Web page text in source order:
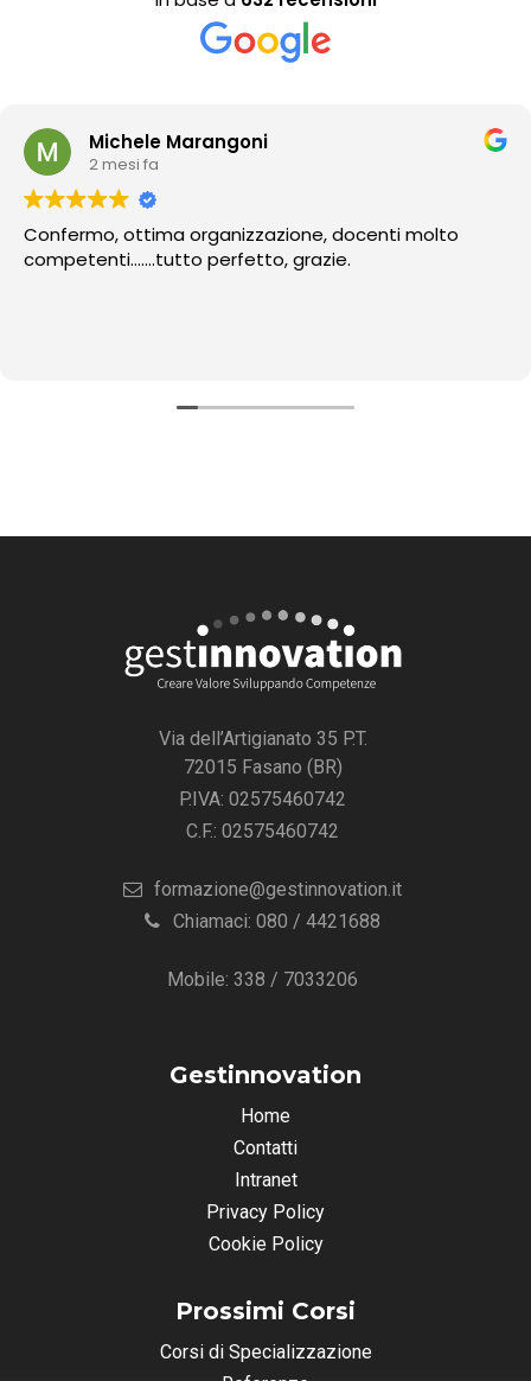
Michele Marangoni
2 mesi fa
Confermo, ottima organizzazione, docenti molto
competenti…….tutto perfetto, grazie.
Via dell’Artigianato 35 P.T.
72015 Fasano (BR)
P.IVA: 02575460742
C.F.: 02575460742
formazione@gestinnovation.it
Chiamaci: 080 / 4421688
Mobile: 338 / 7033206
Gestinnovation
Home
Contatti
Intranet
Privacy Policy
Cookie Policy
Prossimi Corsi
Corsi di Specializzazione